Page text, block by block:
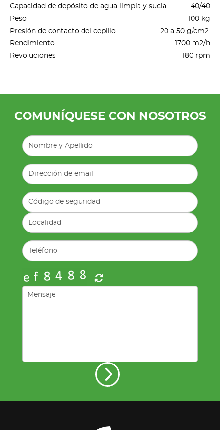
Capacidad de depósito de agua limpia y sucia
40/40
Peso
100 kg
Presión de contacto del cepillo
20 a 50 g/cm2.
Rendimiento
1700 m2/h
Revoluciones
180 rpm
COMUNÍQUESE CON NOSOTROS